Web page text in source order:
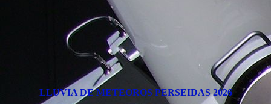
LLUVIA DE METEOROS PERSEIDAS 2026